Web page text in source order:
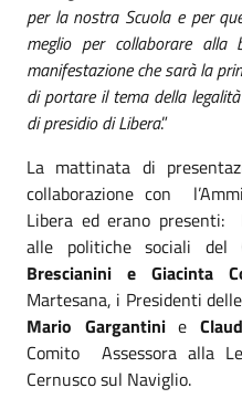
per la nostra Scuola e per
meglio per collaborare alla
manifestazione che sarà la
di portare il tema della
di presidio di Libera.”
La mattinata di
collaborazione con
Libera ed erano presenti:
alle politiche sociali del
Brescianini e Giacinta
Martesana, i Presidenti
Mario Gargantinie
Comito Assessora alla
Cernusco sul Naviglio.